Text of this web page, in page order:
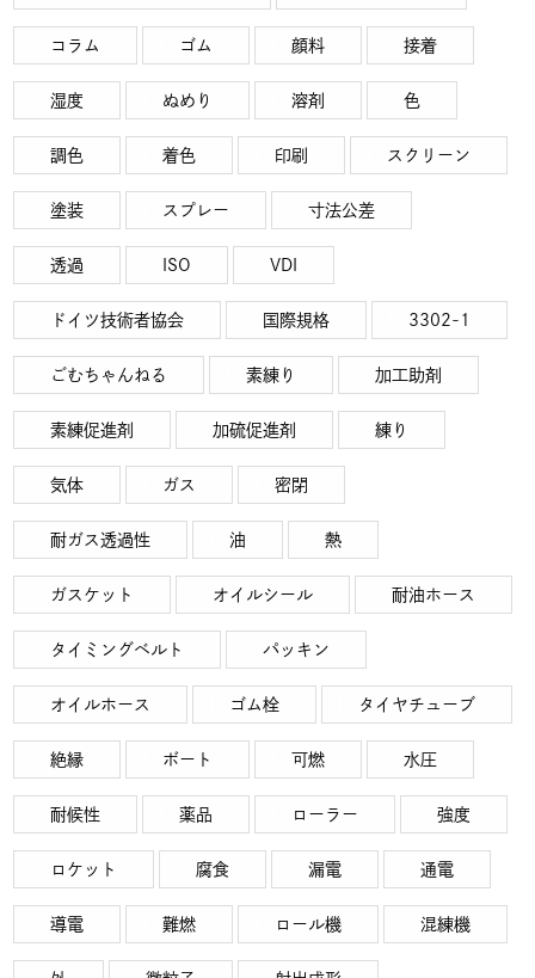
コラム ゴム 顔料 接着
湿度 ぬめり 溶剤 色
調色 着色 印刷 スクリーン
塗装 スプレー 寸法公差
透過 ISO VDI
ドイツ技術者協会 国際規格 3302-1
ごむちゃんねる 素練り 加工助剤
素練促進剤 加硫促進剤 練り
気体 ガス 密閉
耐ガス透過性 油 熱
ガスケット オイルシール 耐油ホース
タイミングベルト パッキン
オイルホース ゴム栓 タイヤチューブ
絶縁 ボート 可燃 水圧
耐候性 薬品 ローラー 強度
ロケット 腐食 漏電 通電
導電 難燃 ロール機 混練機